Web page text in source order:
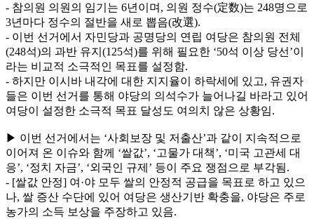
- 참의원 의원의 임기는 6년이며, 의원 정수(定数)는 248명으로
3년마다 정수의 절반을 새로 뽑음(改選).
- 이번 선거에서 자민당과 공명당의 연립 여당은 참의원 전체
(248석)의 과반 유지(125석)를 위해 필요한 ‘50석 이상 당선’이
라는 비교적 소극적인 목표를 설정함.
- 하지만 이시바 내각에 대한 지지율이 하락세에 있고, 유권자
들은 이번 선거를 통해 야당의 의석수가 늘어나길 바라고 있어
여당이 설정한 소극적 목표 달성도 여의치 않은 상황임.
▶ 이번 선거에서는 ‘사회보장 및 저출산’과 같이 지속적으로
이어져 온 이슈와 함께 ‘쌀값’, ‘고물가 대책’, ‘미국 고관세 대
응’, ‘정치 자금’, ‘외국인 규제’ 등이 주요 쟁점으로 부각됨.
- [쌀값 안정] 여·야 모두 쌀의 안정적 공급을 목표로 하고 있으
나, 쌀 증산 수단에 있어 여당은 생산기반 확충을, 야당은 주로
농가의 소득 보상을 주장하고 있음.